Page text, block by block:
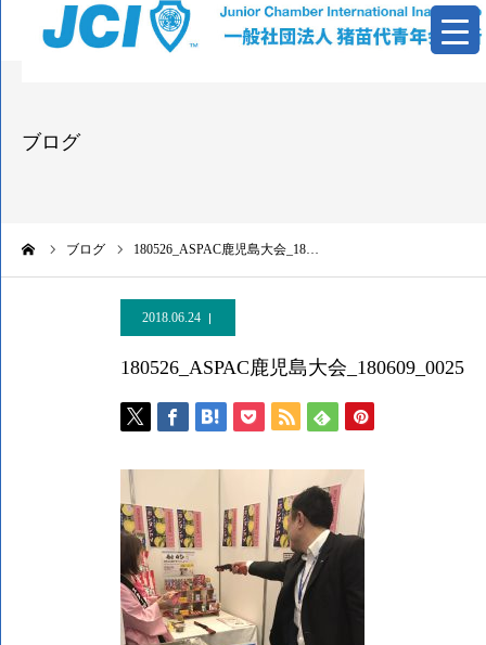
ブログ
ブログ 180526_ASPAC鹿児島大会_18…
2018.06.24
180526_ASPAC鹿児島大会_180609_0025
情報公開
お問い合わせ